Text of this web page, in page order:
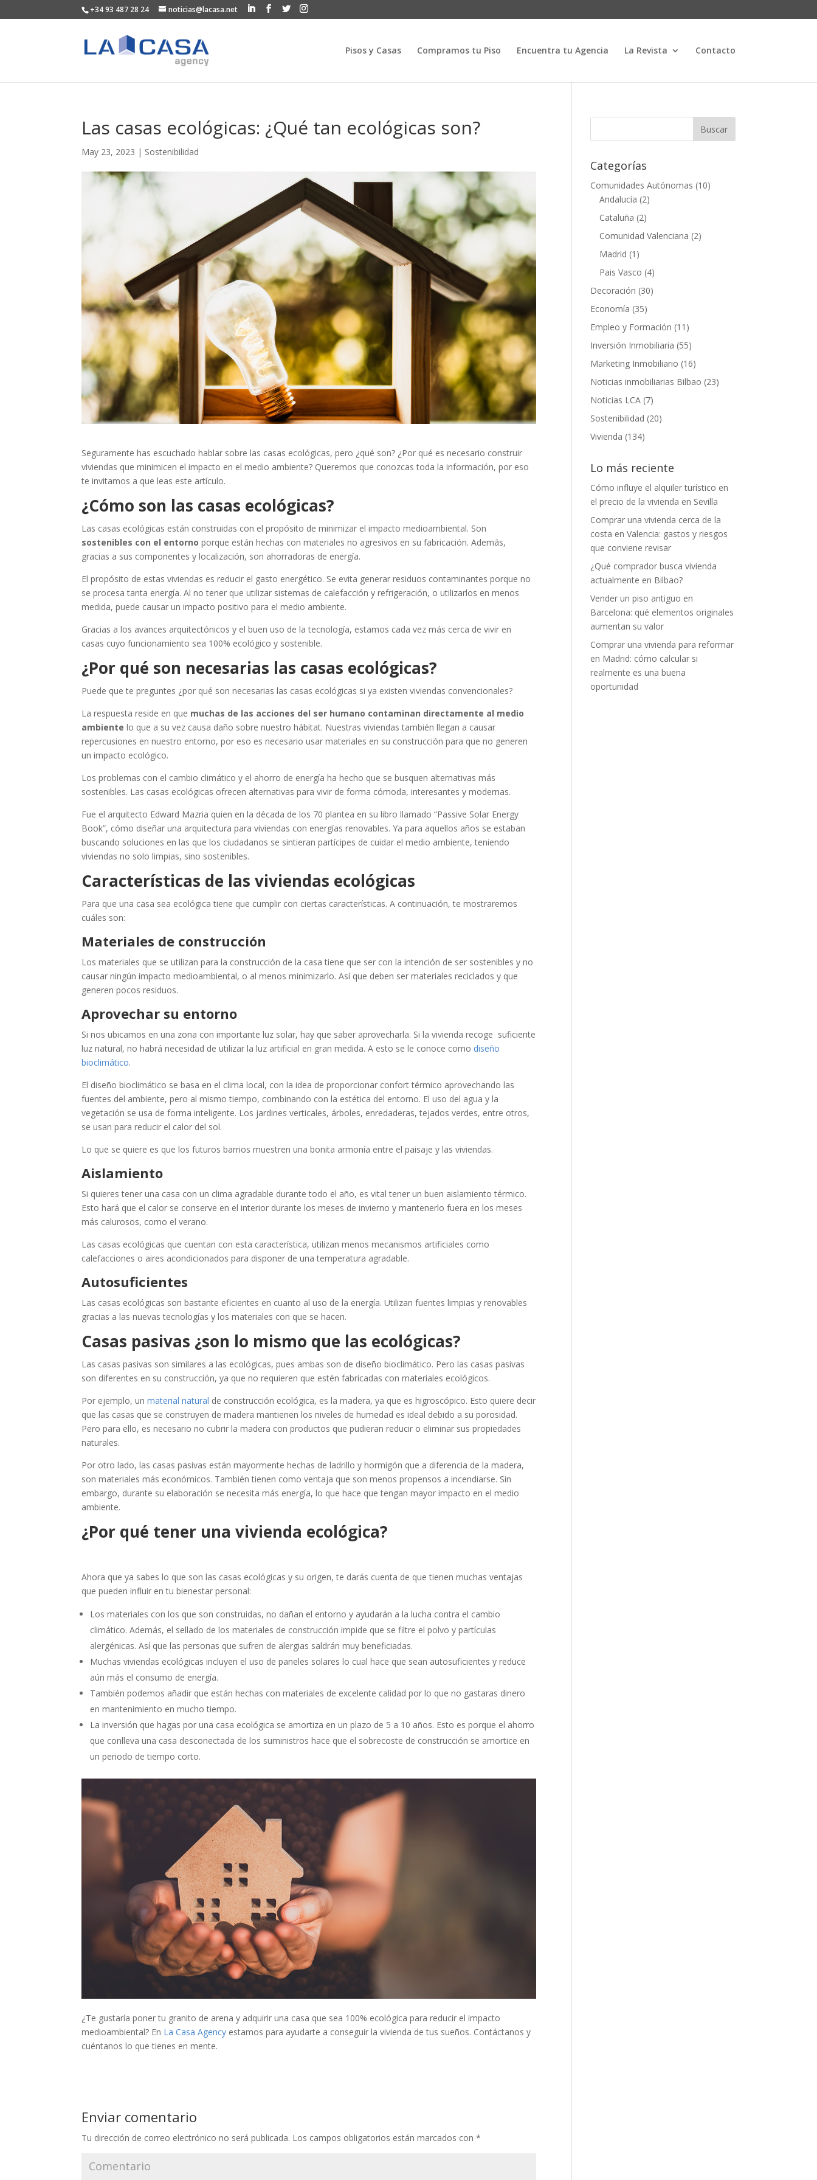
+34 93 487 28 24 noticias@lacasa.net
Pisos y Casas Compramos tu Piso Encuentra tu Agencia La Revista Contacto
Las casas ecológicas: ¿Qué tan ecológicas son?
May 23, 2023 | Sostenibilidad
Seguramente has escuchadohablar sobre las casas ecológicas, pero ¿qué son? ¿Por qué es necesario construir
viviendas que minimicen el impacto en el medio ambiente? Queremos que conozcas toda la información, por eso
te invitamos a que leas este artículo.
¿Cómo son las casas ecológicas?
Las casas ecológicas están construidas con el propósito de minimizar el impacto medioambiental. Son
sostenibles con el entornoporque están hechas con materiales no agresivos en su fabricación. Además,
gracias a sus componentes y localización, son ahorradoras de energía.
El propósito de estas viviendas es reducir el gasto energético. Se evita generar residuos contaminantes porque no
se procesa tanta energía. Al no tener que utilizar sistemas de calefacción y refrigeración, o utilizarlos en menos
medida, puede causar un impacto positivo para el medio ambiente.
Gracias a los avances arquitectónicos y el buen uso de la tecnología, estamos cada vez más cerca de vivir en
casas cuyo funcionamiento sea 100% ecológico y sostenible.
¿Por qué son necesarias las casas ecológicas?
Puede que te preguntes ¿por qué son necesarias las casas ecológicas si ya existen viviendas convencionales?
La respuesta reside en que muchas de las acciones del ser humano contaminan directamente al medio
ambiente lo que a su vez causa daño sobre nuestro hábitat. Nuestras viviendas también llegan a causar
repercusiones en nuestro entorno, por eso es necesario usar materiales en su construcción para que no generen
un impacto ecológico.
Los problemas con el cambio climático y el ahorro de energía ha hecho que se busquen alternativas más
sostenibles. Las casas ecológicas ofrecen alternativas para vivir de forma cómoda, interesantes y modernas.
Fue el arquitecto Edward Mazria quien en la década de los 70 plantea en su libro llamado “Passive Solar Energy
Book”, cómo diseñar una arquitectura para viviendas con energías renovables. Ya para aquellos años se estaban
buscando soluciones en las que los ciudadanos se sintieran partícipes de cuidar el medio ambiente, teniendo
viviendas no solo limpias, sino sostenibles.
Características de las viviendas ecológicas
Para que una casa sea ecológica tiene que cumplir con ciertas características. A continuación, te mostraremos
cuáles son:
Materiales de construcción
Los materiales que se utilizan para la construcción de la casa tiene que ser con la intención de ser sostenibles y no
causar ningún impacto medioambiental, o al menos minimizarlo. Así que deben ser materiales reciclados y que
generen pocos residuos.
Aprovechar su entorno
Si nos ubicamos en una zona con importante luz solar, hay que saber aprovecharla. Si la vivienda recoge suficiente
luz natural, no habrá necesidad de utilizar la luz artificial en gran medida. A esto se le conoce como diseño
bioclimático.
El diseño bioclimático se basa en el clima local, con la idea de proporcionar confort térmico aprovechando las
fuentes del ambiente, pero al mismo tiempo, combinando con la estética del entorno. El uso del agua y la
vegetación se usa de forma inteligente. Los jardines verticales, árboles, enredaderas, tejados verdes, entre otros,
se usan para reducir el calor del sol.
Lo que se quiere es que los futuros barrios muestren una bonita armonía entre el paisaje y las viviendas.
Aislamiento
Si quieres tener una casa con un clima agradable durante todo el año, es vital tener un buen aislamiento térmico.
Esto hará que el calor se conserve en el interior durante los meses de invierno y mantenerlo fuera en los meses
más calurosos, como el verano.
Las casas ecológicas que cuentan con esta característica, utilizan menos mecanismos artificiales como
calefacciones o aires acondicionados para disponer de una temperatura agradable.
Autosuficientes
Las casas ecológicas son bastante eficientes en cuanto al uso de la energía. Utilizan fuentes limpias y renovables
gracias a las nuevas tecnologías y los materiales con que se hacen.
Casas pasivas ¿son lo mismo que las ecológicas?
Las casas pasivas son similares a las ecológicas, pues ambas son de diseño bioclimático. Pero las casas pasivas
son diferentes en su construcción, ya que no requieren que estén fabricadas con materiales ecológicos.
Por ejemplo, unmaterial natural de construcción ecológica, es la madera, ya que es higroscópico. Esto quiere decir
que las casas que se construyen de madera mantienen los niveles de humedad es ideal debido a su porosidad.
Pero para ello, es necesario no cubrir la madera con productos que pudieran reducir o eliminar sus propiedades
naturales.
Por otro lado, las casas pasivas están mayormente hechas de ladrillo y hormigón que a diferencia de la madera,
son materiales más económicos. También tienen como ventaja que son menos propensos a incendiarse. Sin
embargo, durante su elaboración se necesita más energía, lo que hace que tengan mayor impacto en el medio
ambiente.
¿Por qué tener una vivienda ecológica?
Ahora que ya sabes lo que son las casas ecológicas y su origen, te darás cuenta de que tienen muchas ventajas
que pueden influir en tu bienestar personal:
Los materiales con los que son construidas, no dañan el entorno y ayudarán a la lucha contra el cambio
climático. Además, el sellado de los materiales de construcción impide que se filtre el polvo y partículas
alergénicas. Así que las personas que sufren de alergias saldrán muy beneficiadas.
Muchas viviendas ecológicas incluyen el uso de paneles solares lo cual hace que sean autosuficientes y reduce
aún más el consumo de energía.
También podemos añadir que están hechas con materiales de excelente calidad por lo que no gastaras dinero
en mantenimiento en mucho tiempo.
La inversión que hagas por una casa ecológica se amortiza en un plazo de 5 a 10 años. Esto es porque el ahorro
que conlleva una casa desconectada de los suministros hace que el sobrecoste de construcción se amortice en
un periodo de tiempo corto.
¿Te gustaría poner tu granito de arena y adquirir una casa que sea 100% ecológica para reducir el impacto
medioambiental? En La Casa Agency estamos para ayudarte a conseguir la vivienda de tus sueños. Contáctanos y
cuéntanos lo que tienes en mente.
Enviar comentario
Tu dirección de correo electrónico no será publicada. Los campos obligatorios están marcados con*
Categorías
Comunidades Autónomas (10)
Andalucía (2)
Cataluña (2)
Comunidad Valenciana (2)
Madrid (1)
Pais Vasco (4)
Decoración (30)
Economía (35)
Empleo y Formación (11)
Inversión Inmobiliaria (55)
Marketing Inmobiliario (16)
Noticias inmobiliarias Bilbao (23)
Noticias LCA(7)
Sostenibilidad (20)
Vivienda (134)
Lo más reciente
Cómo influye el alquiler turístico en
el precio de la vivienda en Sevilla
Comprar una vivienda cerca de la
costa en Valencia: gastos y riesgos
que conviene revisar
¿Qué comprador busca vivienda
actualmente en Bilbao?
Vender un piso antiguo en
Barcelona: qué elementos originales
aumentan su valor
Comprar una vivienda para reformar
en Madrid: cómo calcular si
realmente es una buena
oportunidad